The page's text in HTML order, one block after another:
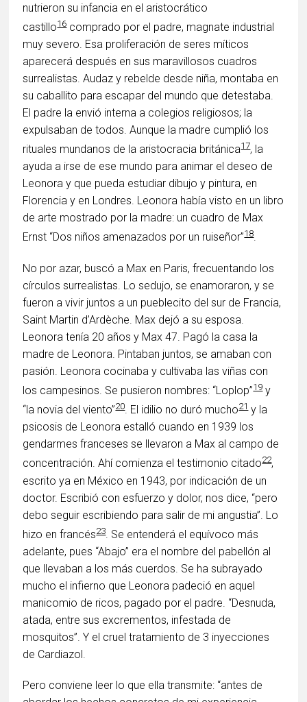
nutrieron su infancia en el aristocrático
castillo16comprado por el padre, magnate industrial
muy severo. Esa proliferación de seres míticos
aparecerá después en sus maravillosos cuadros
surrealistas. Audaz y rebelde desde niña, montaba en
su caballito para escapar del mundo que detestaba.
El padre la envió interna a colegios religiosos; la
expulsaban de todos. Aunque la madre cumplió los
rituales mundanos de la aristocracia británica17, la
ayuda a irse de ese mundo para animar el deseo de
Leonora y que pueda estudiar dibujo y pintura, en
Florencia y en Londres. Leonora había visto en un libro
de arte mostrado por la madre: un cuadro de Max
Ernst “Dos niños amenazados por un ruiseñor”18.
No por azar, buscó a Max en Paris, frecuentando los
círculos surrealistas. Lo sedujo, se enamoraron, y se
fueron a vivir juntos a un pueblecito del sur de Francia,
Saint Martin d’Ardèche. Max dejó a su esposa.
Leonora tenía 20 años y Max 47. Pagó la casa la
madre de Leonora. Pintaban juntos, se amaban con
pasión. Leonora cocinaba y cultivaba las viñas con
los campesinos. Se pusieron nombres: “Loplop”19y
“la novia del viento”20. El idilio no duró mucho21y la
psicosis de Leonora estalló cuando en 1939 los
gendarmes franceses se llevaron a Max al campo de
concentración. Ahí comienza el testimonio citado22,
escrito ya en México en 1943, por indicación de un
doctor. Escribió con esfuerzo y dolor, nos dice, “pero
debo seguir escribiendo para salir de mi angustia”. Lo
hizo en francés23. Se entenderá el equívoco más
adelante, pues “Abajo” era el nombre del pabellón al
que llevaban a los más cuerdos. Se ha subrayado
mucho el infierno que Leonora padeció en aquel
manicomio de ricos, pagado por el padre. “Desnuda,
atada, entre sus excrementos, infestada de
mosquitos”. Y el cruel tratamiento de 3 inyecciones
de Cardiazol.
Pero conviene leer lo que ella transmite: “antes de